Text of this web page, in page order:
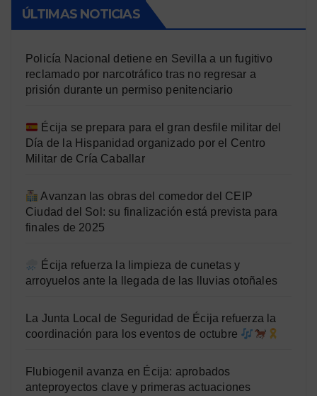
ÚLTIMAS NOTICIAS
Policía Nacional detiene en Sevilla a un fugitivo
reclamado por narcotráfico tras no regresar a
prisión durante un permiso penitenciario
Écija se prepara para el gran desfile militar del
Día de la Hispanidad organizado por el Centro
Militar de Cría Caballar
Avanzan las obras del comedor del CEIP
Ciudad del Sol: su finalización está prevista para
finales de 2025
Écija refuerza la limpieza de cunetas y
arroyuelos ante la llegada de las lluvias otoñales
La Junta Local de Seguridad de Écija refuerza la
coordinación para los eventos de octubre
Flubiogenil avanza en Écija: aprobados
anteproyectos clave y primeras actuaciones